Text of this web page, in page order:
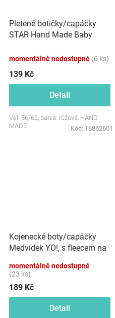
Pletené botičky/capáčky
STAR Hand Made Baby
momentálně nedostupné (6 ks)
139 Kč
Detail
Vel. 56/62, barva: růžová, HAND
MADE
Kód: 16862601
Kojenecké boty/capáčky
Medvídek YO!, s fleecem na
zip,petrolejová/hořčice
momentálně nedostupné
(23 ks)
189 Kč
Detail